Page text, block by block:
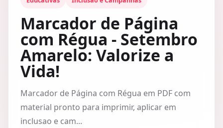
Marcador de Página
com Régua - Setembro
Amarelo: Valorize a
Vida!
Marcador de Página com Régua em PDF com
material pronto para imprimir, aplicar em
inclusao e cam...